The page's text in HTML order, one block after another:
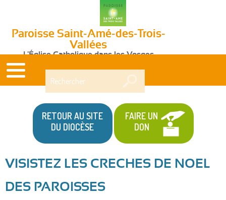
Paroisse Saint-Amé-des-Trois-
Vallées
L'Église Catholique dans les Vosges
RETOUR AU SITE
DU DIOCÈSE
FAIRE UN
DON
êtes
VISISTEZ LES CRECHES DE NOEL
DES PAROISSES